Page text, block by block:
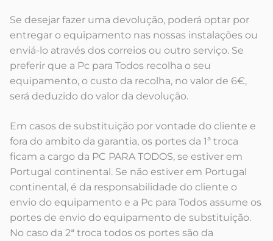
Se desejar fazer uma devolução, poderá optar por
entregar o equipamento nas nossas instalações ou
enviá-lo através dos correios ou outro serviço. Se
preferir que a Pc para Todos recolha o seu
equipamento, o custo da recolha, no valor de 6€,
será deduzido do valor da devolução.
Em casos de substituição por vontade do cliente e
fora do ambito da garantia, os portes da 1ª troca
ficam a cargo da PC PARA TODOS, se estiver em
Portugal continental. Se não estiver em Portugal
continental, é da responsabilidade do cliente o
envio do equipamento e a Pc para Todos assume os
portes de envio do equipamento de substituição.
No caso da 2ª troca todos os portes são da